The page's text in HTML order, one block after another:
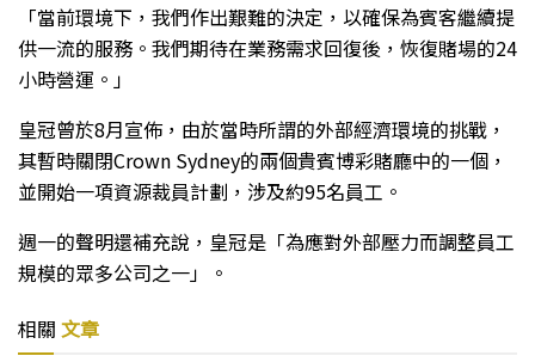
「當前環境下，我們作出艱難的決定，以確保為賓客繼續提
供一流的服務。我們期待在業務需求回復後，恢復賭場的24
小時營運。」
皇冠曾於8月宣佈，由於當時所謂的外部經濟環境的挑戰，
其暫時關閉Crown Sydney的兩個貴賓博彩賭廳中的一個，
並開始一項資源裁員計劃，涉及約95名員工。
週一的聲明還補充說，皇冠是「為應對外部壓力而調整員工
規模的眾多公司之一」。
相關 文章